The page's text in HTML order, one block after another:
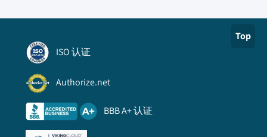
Top
ISO 认证
Authorize.net
BBB A+ 认证